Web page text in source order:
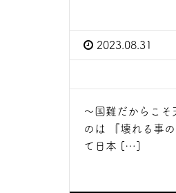
2023.08.31
～国難だからこ
のは 『壊れる事
て日本 […]